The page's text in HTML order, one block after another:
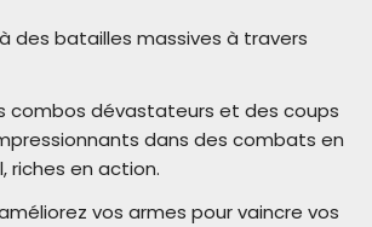
des batailles massives à travers
combos dévastateurs et des coups
dans des combats en
riches en action.
vos armes pour vaincre vos